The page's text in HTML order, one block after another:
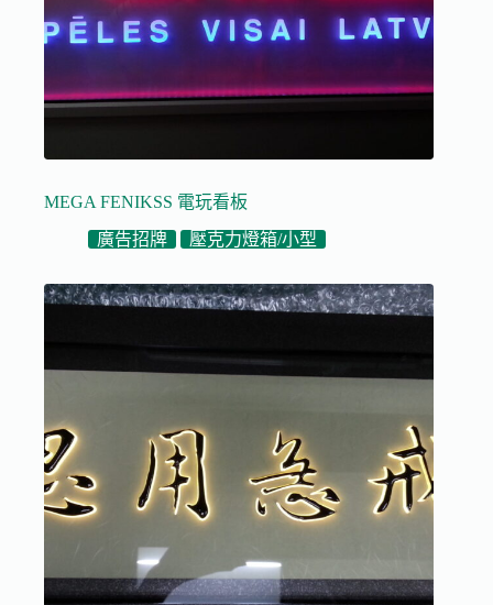
MEGA FENIKSS 電玩看板
廣告招牌
壓克力燈箱/小型